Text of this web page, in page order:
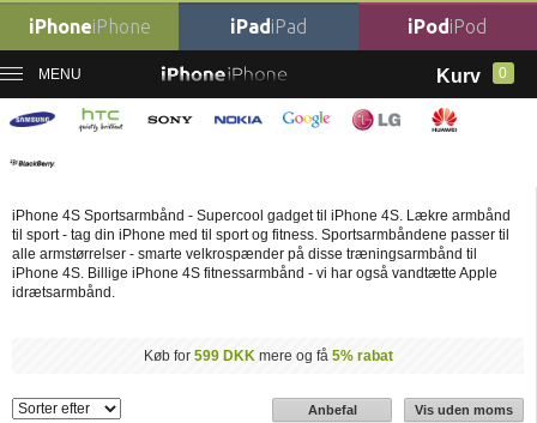
iPhoneiPhone iPadiPad iPodiPod
MENU Kurv 0
iPhone Sportsarmbånd iPhone 4S Sportsarmbånd
iPhone 4S Sportsarmbånd
iPhone 4S Sportsarmbånd - Supercool gadget til iPhone 4S. Lækre armbånd
til sport - tag din iPhone med til sport og fitness. Sportsarmbåndene passer til
alle armstørrelser - smarte velkrospænder på disse træningsarmbånd til
iPhone 4S. Billige iPhone 4S fitnessarmbånd - vi har også vandtætte Apple
idrætsarmbånd.
Køb for 599 DKKmere og få 5% rabat
Anbefal Vis uden moms